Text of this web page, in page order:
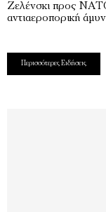
Ζελένσκι προς
αντιαεροπορική
Περισσότερες Ειδήσεις